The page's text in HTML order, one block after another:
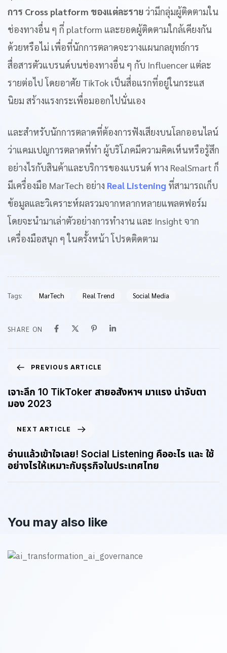
การ Cross platform ของแต่ละรายว่ามีกลุ่มผู้ติดตามใน
ช่องทางอื่น ๆ กี่ platform และยอดผู้ติดตามใกล้เคียงกัน
ด้วยหรือไม่ เพื่อที่นักการตลาดจะวางแผนกลยุทธ์การ
สื่อสารตัวแบรนด์บนช่องทางอื่น ๆ กับ Influencer แต่ละ
รายต่อไป โดยอาศัย TikTok เป็นสื่อแรกที่อยู่ในกระแส
นิยม สร้างแรงกระเพื่อมออกไปนั่นเอง
และสำหรับนักการตลาดที่ต้องการฟังเสียงบนโลกออนไลน์
ว่าแคมเปญการตลาดที่ทำ ผู้บริโภคมีความคิดเห็นหรือรู้สึก
อย่างไรกับสินค้าและบริการของแบรนด์ ทาง RealSmart ก็
มีเครื่องมือ MarTech อย่าง Real Listening ที่สามารถเก็บ
ข้อมูลและวิเคราะห์ผลรวมจากหลากหลายแพลตฟอร์ม
โดยจะนำมาเล่าตัวอย่างการทำงาน และ Insight จาก
เครื่องมือสนุก ๆ ในครั้งหน้า โปรดติดตาม
Tags: MarTech Real Trend Social Media
SHARE ON
PREVIOUS ARTICLE
เจาะลึก 10 TikToker สายอสังหาฯ มาแรง น่าจับตา
มอง 2023
NEXT ARTICLE
อ่านแล้วเข้าใจเลย! Social Listening คืออะไร และ ใช้
อย่างไรให้เหมาะกับธุรกิจในประเทศไทย
You may also like